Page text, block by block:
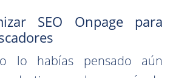
SEO Onpage para
lo habías pensado aún